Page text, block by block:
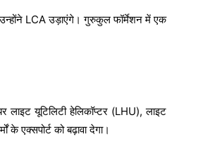
उन्होंने LCA उड़ाएंगे। गुरुकुल फॉर्मेशन में एक
यूटिलिटी हेलिकॉप्टर (LHU), लाइट
एक्सपोर्ट को बढ़ावा देगा।